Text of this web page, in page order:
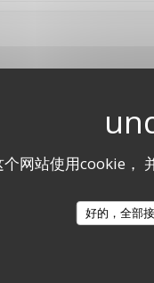
个网站使用cookie，
好的，全部
très contents. Formule
au petit soin. Merci à